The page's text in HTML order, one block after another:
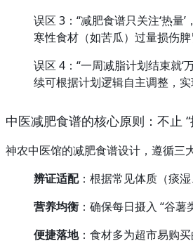
误区 3：“减肥食谱只关注‘热
寒性食材（如苦瓜）过量损伤脾
误区 4：“一周减脂计划结束就
续可根据计划逻辑自主调整，实
中医减肥食谱的核心原则：不止 “
神农中医馆的减肥食谱设计，遵循三
辨证适配：根据常见体质（痰
营养均衡 ：确保每日摄入 “谷
便捷落地：食材多为超市易购